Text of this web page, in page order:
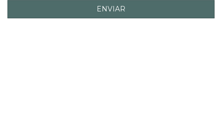
ENVIAR